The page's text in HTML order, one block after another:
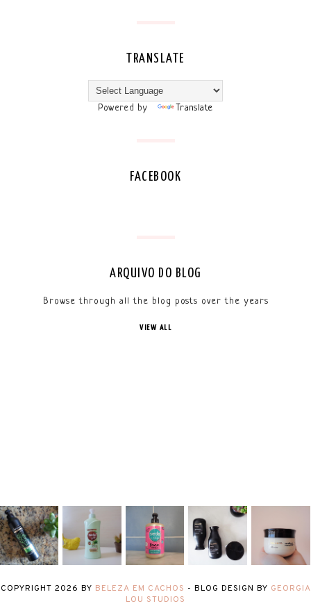
TRANSLATE
Powered by Translate
FACEBOOK
ARQUIVO DO BLOG
Browse through all the blog posts over the years
VIEW ALL
COPYRIGHT 2026 BY BELEZA EM CACHOS - BLOG DESIGN BY GEORGIA
LOU STUDIOS